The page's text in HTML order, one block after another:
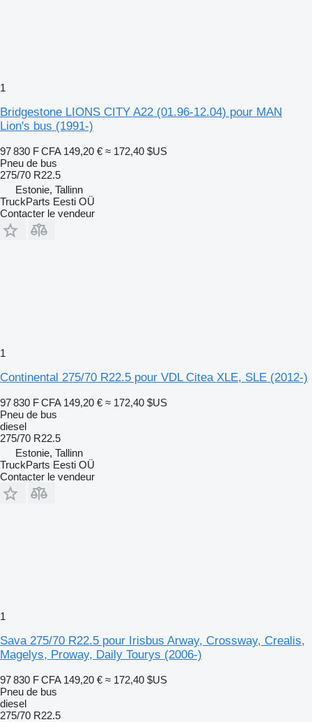
1
Bridgestone LIONS CITY A22 (01.96-12.04) pour MAN
Lion's bus (1991-)
97 830 F CFA 149,20 € ≈ 172,40 $US
Pneu de bus
275/70 R22.5
Estonie, Tallinn
TruckParts Eesti OÜ
Contacter le vendeur
1
Continental 275/70 R22.5 pour VDL Citea XLE, SLE (2012-)
97 830 F CFA 149,20 € ≈ 172,40 $US
Pneu de bus
diesel
275/70 R22.5
Estonie, Tallinn
TruckParts Eesti OÜ
Contacter le vendeur
1
Sava 275/70 R22.5 pour Irisbus Arway, Crossway, Crealis,
Magelys, Proway, Daily Tourys (2006-)
97 830 F CFA 149,20 € ≈ 172,40 $US
Pneu de bus
diesel
275/70 R22.5